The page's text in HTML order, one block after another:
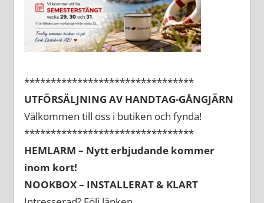
********************************
UTFÖRSÄLJNING AV HANDTAG-GÅNGJÄRN
Välkommen till oss i butiken och fynda!
********************************
HEMLARM – Nytt erbjudande kommer
inom kort!
NOOKBOX – INSTALLERAT & KLART